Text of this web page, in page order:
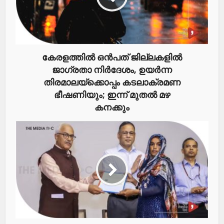
കേരളത്തിൽ ഒൻപത് ജില്ലകളിൽ
ജാഗ്രതാ നിർദേശം, ഉയർന്ന
തിരമാലയ്ക്കൊപ്പം കടലാക്രമണ
ഭീഷണിയും; ഇന്ന് മുതൽ മഴ
കനക്കും